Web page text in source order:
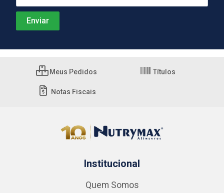
Meus Pedidos Títulos
Notas Fiscais
Institucional
Quem Somos